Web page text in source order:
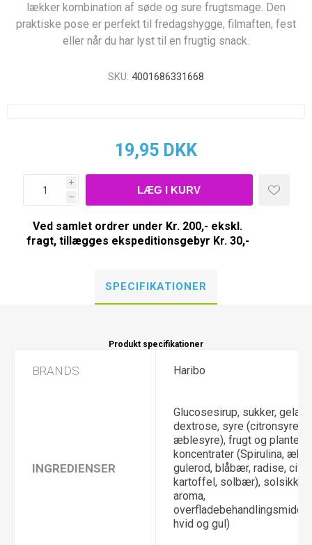
lækker kombination af søde og sure frugtsmage. Den
praktiske pose er perfekt til fredagshygge, filmaften, fest
eller når du har lyst til en frugtig snack.
SKU: 4001686331668
19,95 DKK
i
h
Ved samlet ordrer under Kr. 200,- ekskl.
fragt, tillægges ekspeditionsgebyr Kr. 30,-
SPECIFIKATIONER
Produkt specifikationer
BRANDS Haribo
INGREDIENSER
Glucosesirup, sukker,
dextrose, syre (citronsyre,
æblesyre), frugt og plante
koncentrater (Spirulina,
gulerod, blåbær, radise,
kartoffel, solbær),
aroma,
hvid og gul)